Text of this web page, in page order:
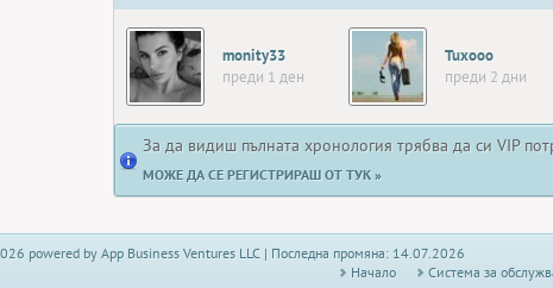
monity33
преди 1 ден
Tuxooo
преди 2 дни
За да видиш пълната хронология трябва да си VIP
МОЖЕ ДА СЕ РЕГИСТРИРАШ ОТ ТУК »
powered by App Business Ventures LLC | Последна промяна: 14.07.2026
Начало
Системa за